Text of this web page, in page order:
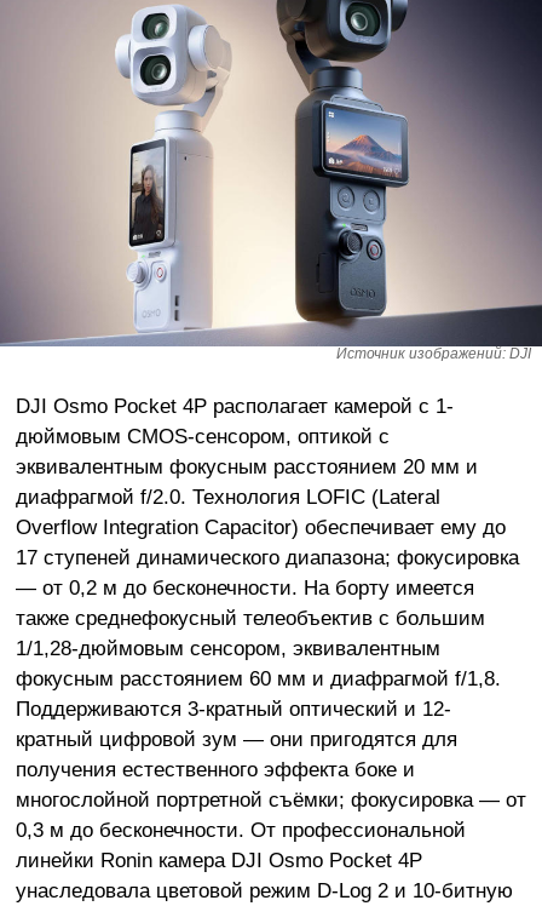
Источник изображений: DJI
DJI Osmo Pocket 4P располагает камерой с 1-
дюймовым CMOS-сенсором, оптикой с
эквивалентным фокусным расстоянием 20 мм и
диафрагмой f/2.0. Технология LOFIC (Lateral
Overflow Integration Capacitor) обеспечивает ему до
17 ступеней динамического диапазона; фокусировка
— от 0,2 м до бесконечности. На борту имеется
также среднефокусный телеобъектив с большим
1/1,28-дюймовым сенсором, эквивалентным
фокусным расстоянием 60 мм и диафрагмой f/1,8.
Поддерживаются 3-кратный оптический и 12-
кратный цифровой зум — они пригодятся для
получения естественного эффекта боке и
многослойной портретной съёмки; фокусировка — от
0,3 м до бесконечности. От профессиональной
линейки Ronin камера DJI Osmo Pocket 4P
унаследовала цветовой режим D-Log 2 и 10-битную